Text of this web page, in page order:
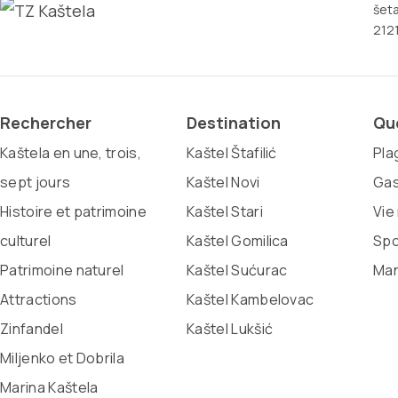
Rechercher
Kaštela en une, trois,
sept jours
Histoire et patrimoine
culturel
Patrimoine naturel
Attractions
Zinfandel
Miljenko et Dobrila
Marina Kaštela
Destination
Kaštel Štafilić
Kaštel Novi
Kaštel Stari
Kaštel Gomilica
Kaštel Sućurac
Kaštel Kambelovac
Kaštel Lukšić